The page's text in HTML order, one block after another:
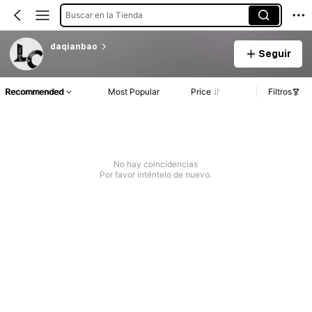
Buscar en la Tienda
daqianbao
Seguir
Recommended Most Popular Price Filtros
No hay coincidencias
Por favor inténtelo de nuevo.